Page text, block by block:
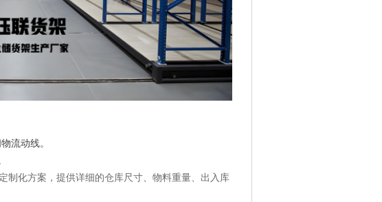
流动线。
制化方案，提供详细的仓库尺寸、物料重量、出入库